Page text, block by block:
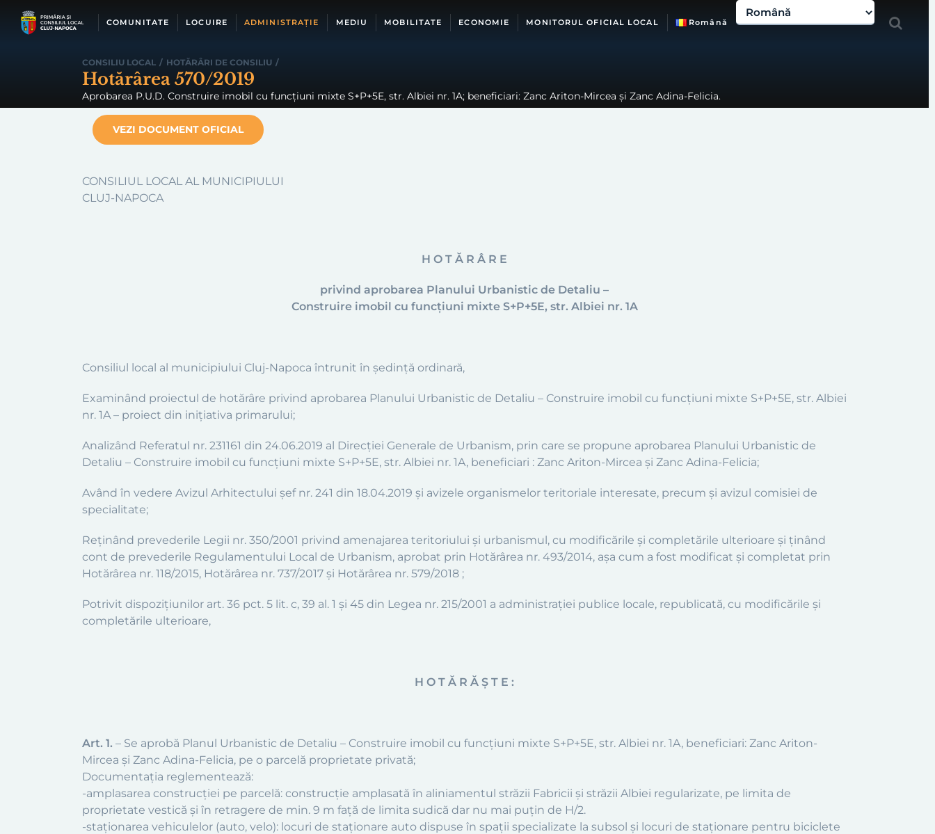
COMUNITATE LOCUIRE ADMINISTRAȚIE MEDIU MOBILITATE ECONOMIE MONITORUL OFICIAL LOCAL Română
CONSILIU LOCAL / HOTĂRÂRI DE CONSILIU /
Hotărârea 570/2019
Aprobarea P.U.D. Construire imobil cu funcțiuni mixte S+P+5E, str. Albiei nr. 1A; beneficiari: Zanc Ariton-Mircea și Zanc Adina-Felicia.
VEZI DOCUMENT OFICIAL
CONSILIUL LOCAL AL MUNICIPIULUI
CLUJ-NAPOCA
H O T Ă R Â R E
privind aprobarea Planului Urbanistic de Detaliu –
Construire imobil cu funcţiuni mixte S+P+5E, str. Albiei nr. 1A
Consiliul local al municipiului Cluj-Napoca întrunit în şedinţă ordinară,
Examinând proiectul de hotărâre privind aprobarea Planului Urbanistic de Detaliu – Construire imobil cu funcţiuni mixte S+P+5E, str. Albiei
nr. 1A – proiect din iniţiativa primarului;
Analizând Referatul nr. 231161 din 24.06.2019 al Direcţiei Generale de Urbanism, prin care se propune aprobarea Planului Urbanistic de
Detaliu – Construire imobil cu funcţiuni mixte S+P+5E, str. Albiei nr. 1A, beneficiari : Zanc Ariton-Mircea şi Zanc Adina-Felicia;
Având în vedere Avizul Arhitectului şef nr. 241 din 18.04.2019 şi avizele organismelor teritoriale interesate, precum şi avizul comisiei de
specialitate;
Reţinând prevederile Legii nr. 350/2001 privind amenajarea teritoriului şi urbanismul, cu modificările şi completările ulterioare şi ţinând
cont de prevederile Regulamentului Local de Urbanism, aprobat prin Hotărârea nr. 493/2014, aşa cum a fost modificat şi completat prin
Hotărârea nr. 118/2015, Hotărârea nr. 737/2017 şi Hotărârea nr. 579/2018 ;
Potrivit dispoziţiunilor art. 36 pct. 5 lit. c, 39 al. 1 şi 45 din Legea nr. 215/2001 a administraţiei publice locale, republicată, cu modificările şi
completările ulterioare,
H O T Ă R Ă Ş T E :
Art. 1. – Se aprobă Planul Urbanistic de Detaliu – Construire imobil cu funcţiuni mixte S+P+5E, str. Albiei nr. 1A, beneficiari: Zanc Ariton-
Mircea şi Zanc Adina-Felicia, pe o parcelă proprietate privată;
Documentaţia reglementează:
-amplasarea construcţiei pe parcelă: construcţie amplasată în aliniamentul străzii Fabricii şi străzii Albiei regularizate, pe limita de
proprietate vestică şi în retragere de min. 9 m faţă de limita sudică dar nu mai puţin de H/2.
-staţionarea vehiculelor (auto, velo): locuri de staţionare auto dispuse în spaţii specializate la subsol şi locuri de staţionare pentru biciclete